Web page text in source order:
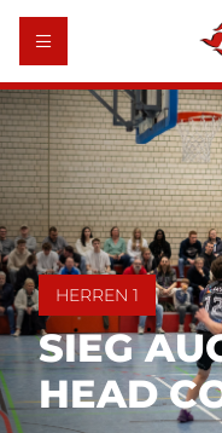
HERREN 1
SIEG
HEAD